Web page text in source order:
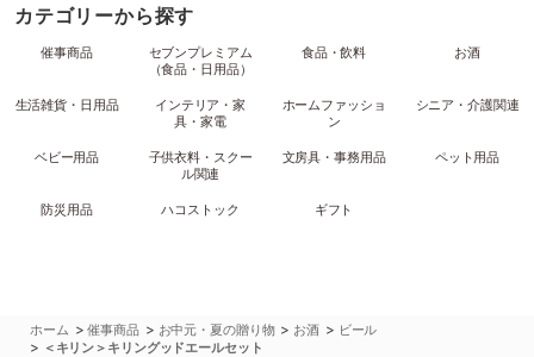
カテゴリーから探す
催事商品
セブンプレミアム
（食品・日用品）
食品・飲料 お酒
生活雑貨・日用品
インテリア・家
具・家電
ホームファッショ
ン
シニア・介護関連
ベビー用品
子供衣料・スクー
ル関連
文房具・事務用品 ペット用品
防災用品 ハコストック ギフト
ホーム >催事商品 > お中元・夏の贈り物 > お酒 > ビール
> ＜キリン＞キリングッドエールセット